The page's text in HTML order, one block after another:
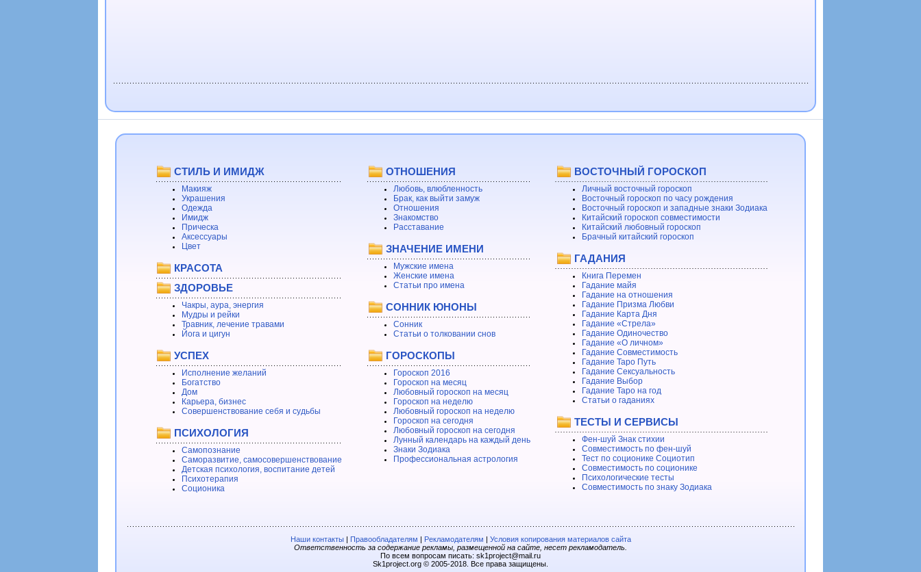
СТИЛЬ И ИМИДЖ
Макияж
Украшения
Одежда
Имидж
Прическа
Аксессуары
Цвет
КРАСОТА
ЗДОРОВЬЕ
Чакры, аура, энергия
Мудры и рейки
Травник, лечение травами
Йога и цигун
УСПЕХ
Исполнение желаний
Богатство
Дом
Карьера, бизнес
Совершенствование себя и судьбы
ПСИХОЛОГИЯ
Самопознание
Саморазвитие, самосовершенствование
Детская психология, воспитание детей
Психотерапия
Соционика
ОТНОШЕНИЯ
Любовь, влюбленность
Брак, как выйти замуж
Отношения
Знакомство
Расставание
ЗНАЧЕНИЕ ИМЕНИ
Мужские имена
Женские имена
Статьи про имена
СОННИК ЮНОНЫ
Сонник
Статьи о толковании снов
ГОРОСКОПЫ
Гороскоп 2016
Гороскоп на месяц
Любовный гороскоп на месяц
Гороскоп на неделю
Любовный гороскоп на неделю
Гороскоп на сегодня
Любовный гороскоп на сегодня
Лунный календарь на каждый день
Знаки Зодиака
Профессиональная астрология
ВОСТОЧНЫЙ ГОРОСКОП
Личный восточный гороскоп
Восточный гороскоп по часу рождения
Восточный гороскоп и западные знаки Зодиака
Китайский гороскоп совместимости
Китайский любовный гороскоп
Брачный китайский гороскоп
ГАДАНИЯ
Книга Перемен
Гадание майя
Гадание на отношения
Гадание Призма Любви
Гадание Карта Дня
Гадание «Стрела»
Гадание Одиночество
Гадание «О личном»
Гадание Совместимость
Гадание Таро Путь
Гадание Сексуальность
Гадание Выбор
Гадание Таро на год
Статьи о гаданиях
ТЕСТЫ И СЕРВИСЫ
Фен-шуй Знак стихии
Совместимость по фен-шуй
Тест по соционике Социотип
Совместимость по соционике
Психологические тесты
Совместимость по знаку Зодиака
Наши контакты| Правообладателям | Рекламодателям | Условия копирования материалов сайта
Ответственность за содержание рекламы, размещенной на сайте, несет рекламодатель.
По всем вопросам писать: sk1project@mail.ru
Sk1project.org © 2005-2018. Все права защищены.